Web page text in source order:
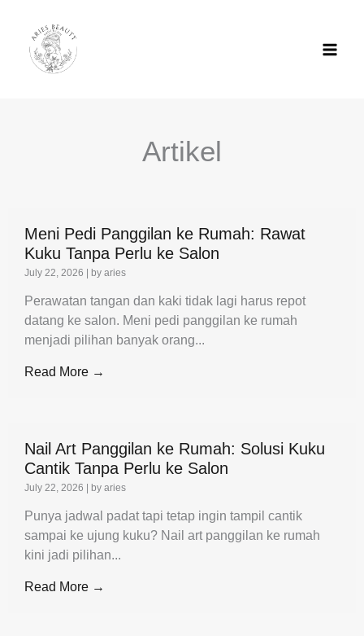
content
Artikel
Meni Pedi Panggilan ke Rumah: Rawat
Kuku Tanpa Perlu ke Salon
July 22, 2026 by aries
Perawatan tangan dan kaki tidak lagi harus repot
datang ke salon. Meni pedi panggilan ke rumah
menjadi pilihan banyak orang...
Read More →
Nail Art Panggilan ke Rumah: Solusi Kuku
Cantik Tanpa Perlu ke Salon
July 22, 2026 by aries
Punya jadwal padat tapi tetap ingin tampil cantik
sampai ke ujung kuku? Nail art panggilan ke rumah
kini jadi pilihan...
Read More →